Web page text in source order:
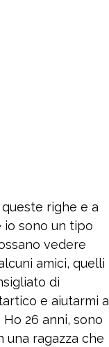
righe e a
io sono un tipo
vedere
amici, quelli
di
e aiutarmi a
26 anni, sono
una ragazza che